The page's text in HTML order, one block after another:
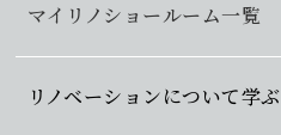
マイリノショールーム一覧
リノベーションについて学ぶ